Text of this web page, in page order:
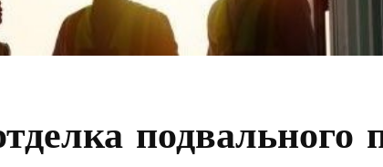
подвального